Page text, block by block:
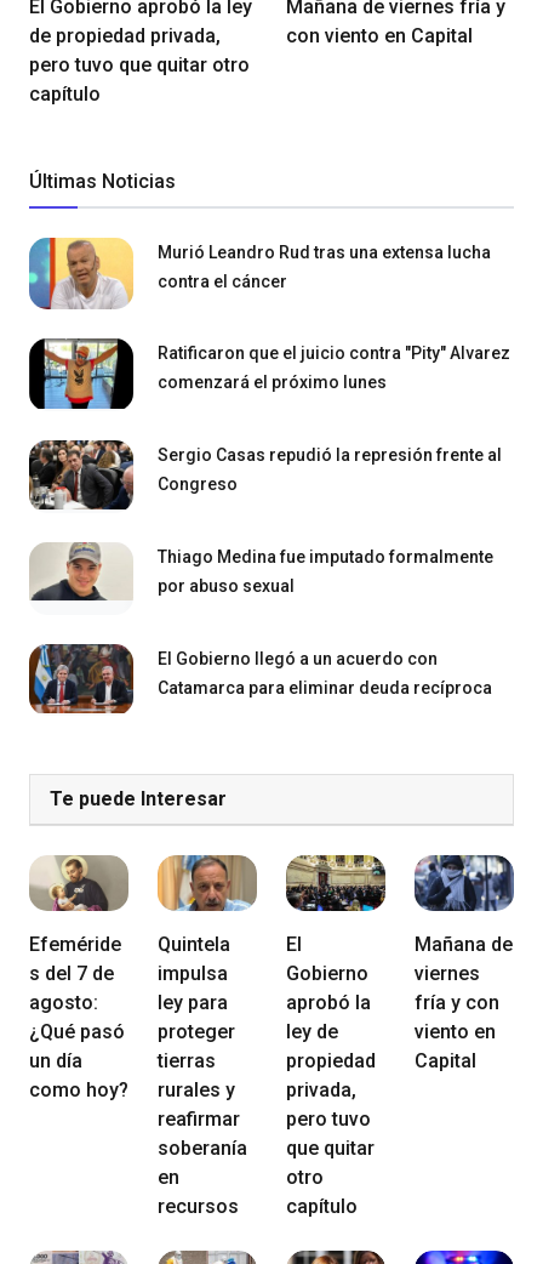
El Gobierno aprobó la ley
de propiedad privada,
pero tuvo que quitar otro
capítulo
Mañana de viernes fría y
con viento en Capital
Últimas Noticias
Murió Leandro Rud tras una extensa lucha
contra el cáncer
Ratificaron que el juicio contra "Pity" Alvarez
comenzará el próximo lunes
Sergio Casas repudió la represión frente al
Congreso
Thiago Medina fue imputado formalmente
por abuso sexual
El Gobierno llegó a un acuerdo con
Catamarca para eliminar deuda recíproca
Te puede Interesar
Efeméride
s del 7 de
agosto:
¿Qué pasó
un día
como hoy?
Quintela
impulsa
ley para
proteger
tierras
rurales y
reafirmar
soberanía
en
recursos
El
Gobierno
aprobó la
ley de
propiedad
privada,
pero tuvo
que quitar
otro
capítulo
Mañana de
viernes
fría y con
viento en
Capital